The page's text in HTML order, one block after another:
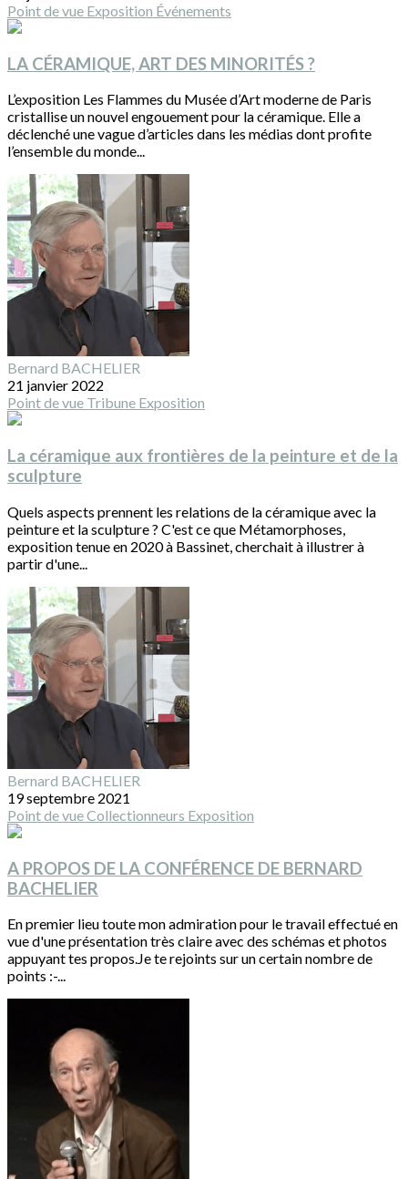
Point de vue Exposition Événements
LA CÉRAMIQUE, ART DES MINORITÉS ?
L’exposition Les Flammes du Musée d’Art moderne de Paris
cristallise un nouvel engouement pour la céramique. Elle a
déclenché une vague d’articles dans les médias dont profite
l’ensemble du monde...
Bernard BACHELIER
21 janvier 2022
Point de vue Tribune Exposition
La céramique aux frontières de la peinture et de la
sculpture
Quels aspects prennent les relations de la céramique avec la
peinture et la sculpture ? C'est ce que Métamorphoses,
exposition tenue en 2020 à Bassinet, cherchait à illustrer à
partir d'une...
Bernard BACHELIER
19 septembre 2021
Point de vueCollectionneurs Exposition
A PROPOS DE LA CONFÉRENCE DE BERNARD
BACHELIER
En premier lieu toute mon admiration pour le travail effectué en
vue d'une présentation très claire avec des schémas et photos
appuyant tes propos.Je te rejoints sur un certain nombre de
points :-...